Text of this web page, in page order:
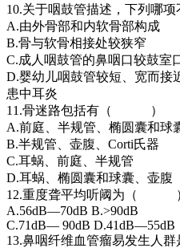
10.关于咽鼓管描述，下列
A.由外骨部和内软骨部构成
B.骨与软骨相接处较狭窄
C.成人咽鼓管的鼻咽口较鼓室
D.婴幼儿咽鼓管较短、宽而接
患中耳炎
11.骨迷路包括有（ ）
A.前庭、半规管、椭圆囊和球
B.半规管、壶腹、Corti氏器
C.耳蜗、前庭、半规管
D.耳蜗、椭圆囊和球囊、壶腹
12.重度聋平均听阈为（
A.56dB—70dB B.>90dB
C.71dB— 90dB D.41dB—55dB
13.鼻咽纤维血管瘤易发生